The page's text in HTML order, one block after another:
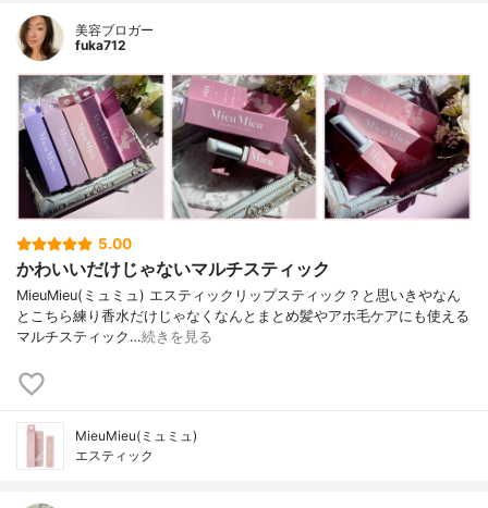
美容ブロガー
fuka712
5.00
かわいいだけじゃないマルチスティック
MieuMieu(ミュミュ) エスティック⁡リップスティック？と思いきやなん
とこちら練り香水⁡だけじゃなく⁡なんとまとめ髪やアホ毛ケアにも使える
マルチスティック…続きを見る
MieuMieu(ミュミュ)
エスティック